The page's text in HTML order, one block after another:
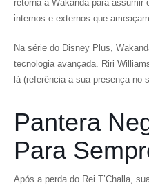
retorna a Wakanda para assumir
internos e externos que
Na série do Disney Plus,
tecnologia avançada. Riri
lá (referência a sua presença no
Pantera
Para
Após a perda do Rei T’Challa,